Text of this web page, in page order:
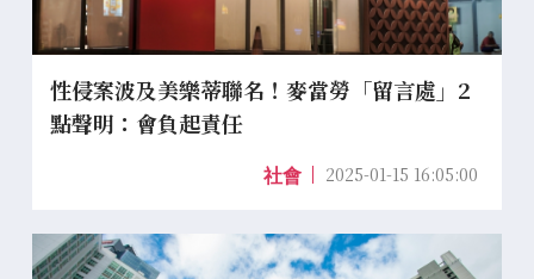
性侵案波及美樂蒂聯名！麥當勞「留言處」2
點聲明：會負起責任
社會 2025-01-15 16:05:00